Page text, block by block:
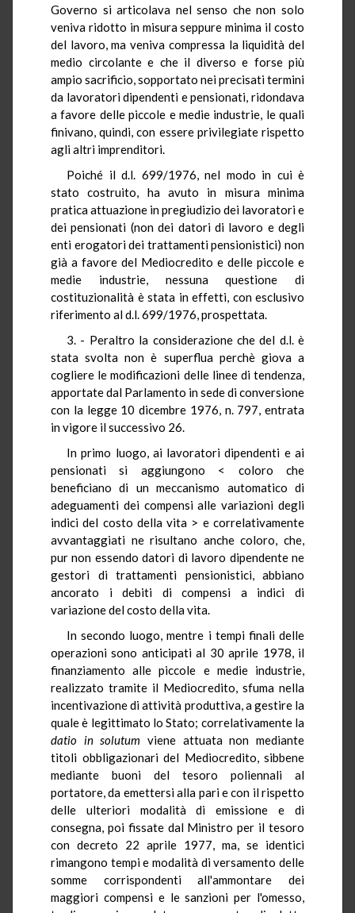
Governo si articolava nel senso che non solo
veniva ridotto in misura seppure minima il costo
del lavoro, ma veniva compressa la liquidità del
medio circolante e che il diverso e forse più
ampio sacrificio, sopportato nei precisati termini
da lavoratori dipendenti e pensionati, ridondava
a favore delle piccole e medie industrie, le quali
finivano, quindi, con essere privilegiate rispetto
agli altri imprenditori.
Poiché il d.l. 699/1976, nel modo in cui è
stato costruito, ha avuto in misura minima
pratica attuazione in pregiudizio dei lavoratori e
dei pensionati (non dei datori di lavoro e degli
enti erogatori dei trattamenti pensionistici) non
già a favore del Mediocredito e delle piccole e
medie industrie, nessuna questione di
costituzionalità è stata in effetti, con esclusivo
riferimento al d.l. 699/1976, prospettata.
3. - Peraltro la considerazione che del d.l. è
stata svolta non è superflua perchè giova a
cogliere le modificazioni delle linee di tendenza,
apportate dal Parlamento in sede di conversione
con la legge 10 dicembre 1976, n. 797, entrata
in vigore il successivo 26.
In primo luogo, ai lavoratori dipendenti e ai
pensionati si aggiungono < coloro che
beneficiano di un meccanismo automatico di
adeguamenti dei compensi alle variazioni degli
indici del costo della vita > e correlativamente
avvantaggiati ne risultano anche coloro, che,
pur non essendo datori di lavoro dipendente ne
gestori di trattamenti pensionistici, abbiano
ancorato i debiti di compensi a indici di
variazione del costo della vita.
In secondo luogo, mentre i tempi finali delle
operazioni sono anticipati al 30 aprile 1978, il
finanziamento alle piccole e medie industrie,
realizzato tramite il Mediocredito, sfuma nella
incentivazione di attività produttiva, a gestire la
quale è legittimato lo Stato; correlativamente la
datio in solutum viene attuata non mediante
titoli obbligazionari del Mediocredito, sibbene
mediante buoni del tesoro poliennali al
portatore, da emettersi alla pari e con il rispetto
delle ulteriori modalità di emissione e di
consegna, poi fissate dal Ministro per il tesoro
con decreto 22 aprile 1977, ma, se identici
rimangono tempi e modalità di versamento delle
somme corrispondenti all'ammontare dei
maggiori compensi e le sanzioni per l'omesso,